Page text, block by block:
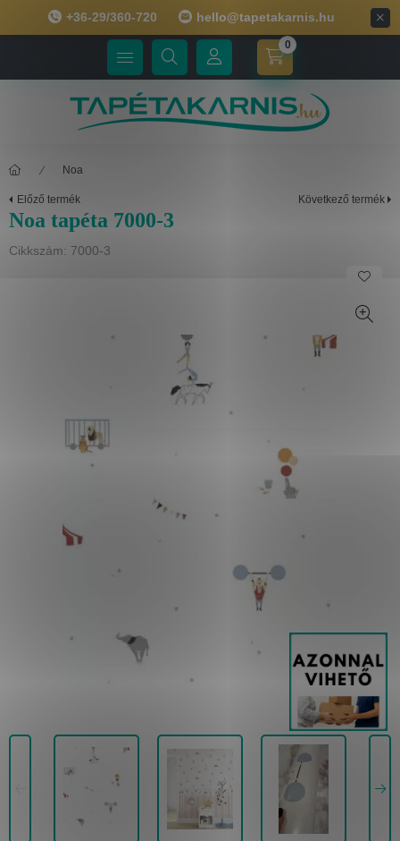
+36-29/360-720 hello@tapetakarnis.hu
0
Noa
Előző termék Következő termék
Noa tapéta 7000-3
Cikkszám: 7000-3